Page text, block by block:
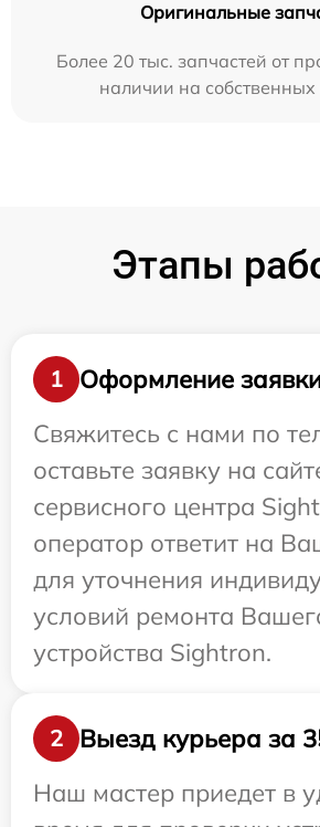
Оригинальные
Более 20 тыс. запчастей от
наличии на собственных
Этапы
1
Оформление
Свяжитесь с нами по
оставьте заявку на
сервисного центра
оператор ответит на
для уточнения
условий ремонта
устройства Sightron.
2
Выезд курьера за
Наш мастер приедет в